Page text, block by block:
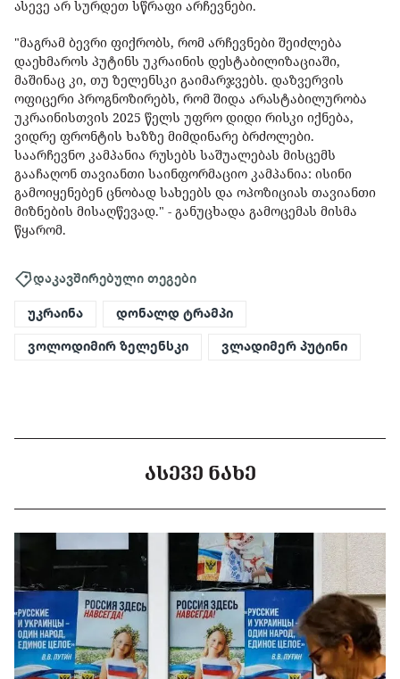
ასევე არ სურდეთ სწრაფი არჩევნები.
"მაგრამ ბევრი ფიქრობს, რომ არჩევნები შეიძლება
დაეხმაროს პუტინს უკრაინის დესტაბილიზაციაში,
მაშინაც კი, თუ ზელენსკი გაიმარჯვებს. დაზვერვის
ოფიცერი პროგნოზირებს, რომ შიდა არასტაბილურობა
უკრაინისთვის 2025 წელს უფრო დიდი რისკი იქნება,
ვიდრე ფრონტის ხაზზე მიმდინარე ბრძოლები.
საარჩევნო კამპანია რუსებს საშუალებას მისცემს
გააჩაღონ თავიანთი საინფორმაციო კამპანია: ისინი
გამოიყენებენ ცნობად სახეებს და ოპოზიციას თავიანთი
მიზნების მისაღწევად." - განუცხადა გამოცემას მისმა
წყარომ.
დაკავშირებული თეგები
უკრაინა დონალდ ტრამპი
ვოლოდიმირ ზელენსკი ვლადიმერ პუტინი
ᲐᲡᲔᲕᲔ ᲜᲐᲮᲔ